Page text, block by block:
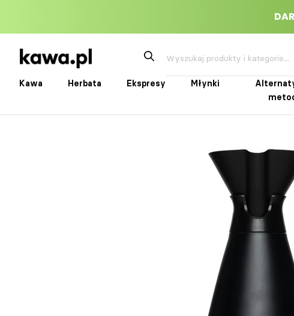
Przejdź
treści
Kawa Herbata Ekspresy Młynki